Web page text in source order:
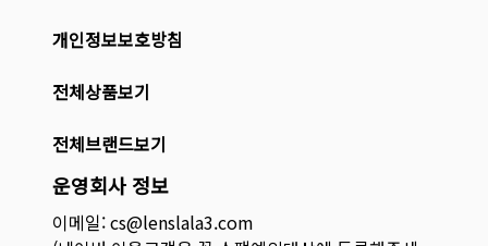
개인정보보호방침
전체상품보기
전체브랜드보기
운영회사 정보
이메일: cs@lenslala3.com